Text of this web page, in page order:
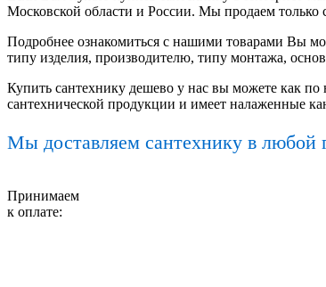
Московской области и России. Мы продаем только
Подробнее ознакомиться с нашими товарами Вы
типу изделия, производителю, типу монтажа,
Купить сантехнику дешево у нас вы можете как по
сантехнической продукции и имеет налаженные
Мы доставляем сантехнику в любой
Принимаем
к оплате: